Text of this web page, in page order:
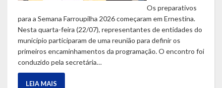
Educação, Cultura, Desporto e Turismo
Sala Multidisciplinar Saber Mais
Escola Municipal de Educação Infantil Dr. Orlando Rojas
Os preparativos
para a Semana Farroupilha 2026 começaram em Ernestina.
Nesta quarta-feira (22/07), representantes de entidades do
município participaram de uma reunião para definir os
primeiros encaminhamentos da programação. O encontro foi
conduzido pela secretária…
LEIA MAIS